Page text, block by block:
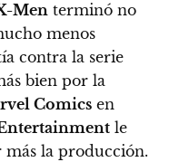
Men terminó no
menos
contra la serie
bien por la
Comics en
le
más la producción.